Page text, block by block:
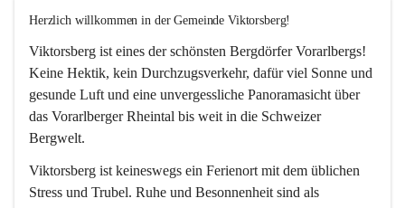
Herzlich willkommen in der Gemeinde Viktorsberg!
Viktorsberg ist eines der schönsten Bergdörfer Vorarlbergs!
Keine Hektik, kein Durchzugsverkehr, dafür viel Sonne und
gesunde Luft und eine unvergessliche Panoramasicht über
das Vorarlberger Rheintal bis weit in die Schweizer
Bergwelt.
Viktorsberg ist keineswegs ein Ferienort mit dem üblichen
Stress und Trubel. Ruhe und Besonnenheit sind als